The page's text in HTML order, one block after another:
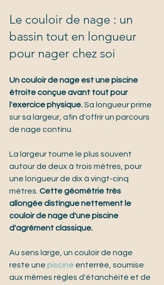
Le couloir de nage : un
bassin tout en longueur
pour nager chez soi
Un couloir de nage est une piscine
étroite conçue avant tout pour
l'exercice physique. Sa longueur prime
sur sa largeur, afin d'offrir un parcours
de nage continu.
La largeur tourne le plus souvent
autour de deux à trois mètres, pour
une longueur de dix à vingt-cinq
mètres. Cette géométrie très
allongée distingue nettement le
couloir de nage d'une piscine
d'agrément classique.
Au sens large, un couloir de nage
reste une piscine enterrée, soumise
aux mêmes règles d'étanchéité et de